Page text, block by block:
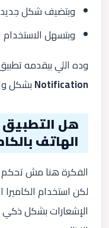
وبتضيف شكل جديد
وبتسهل
وده اللي بيقدمه
Notificationبشكل
هل التطبيق
الهاتف
الفكرة هنا مش تحكم
لكن استخدام
الإشعارات بشكل